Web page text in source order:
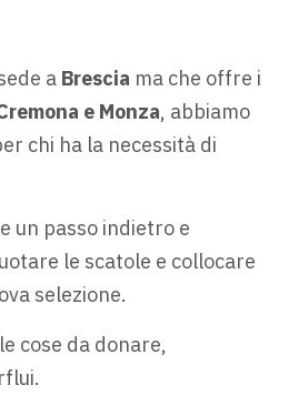
a Brescia ma che offre i
e Monza, abbiamo
chi ha la necessità di
un passo indietro e
le scatole e collocare
selezione.
cose da donare,